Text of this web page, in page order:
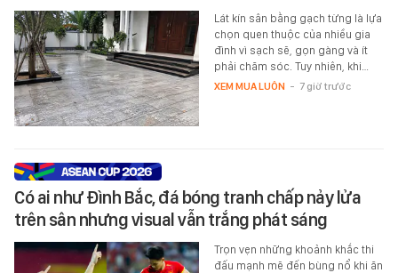
Lát kín sân bằng gạch từng là lựa
chọn quen thuộc của nhiều gia
đình vì sạch sẽ, gọn gàng và ít
phải chăm sóc. Tuy nhiên, khi…
XEM MUA LUÔN - 7 giờ trước
Có ai như Đình Bắc, đá bóng tranh chấp nảy lửa
trên sân nhưng visual vẫn trắng phát sáng
Trọn vẹn những khoảnh khắc thi
đấu mạnh mẽ đến bùng nổ khi ăn